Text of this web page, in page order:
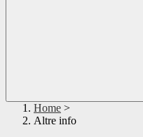
Home >
Altre info